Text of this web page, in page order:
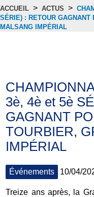
ACCUEIL > ACTUS >
SÉRIE) : RETOUR GAGNANT
MALSANG IMPÉRIAL
3è, 4è et 5è
GAGNANT
TOURBIER,
IMPÉRIAL
Événements 10/04/
Treize ans après, la